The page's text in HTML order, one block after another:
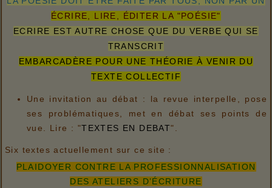
ÉCRIRE, LIRE, ÉDITER LA "POÉSIE"
ECRIRE EST AUTRE CHOSE QUE DU VERBE QUI SE
TRANSCRIT
EMBARCADÈRE POUR UNE THÉORIE À VENIR DU
TEXTE COLLECTIF
Une invitation au débat : la revue interpelle, pose
ses problématiques, met en débat ses points de
vue. Lire : "TEXTES EN DEBAT".
Six textes actuellement sur ce site :
PLAIDOYER CONTRE LA PROFESSIONNALISATION
DES ATELIERS D’ÉCRITURE